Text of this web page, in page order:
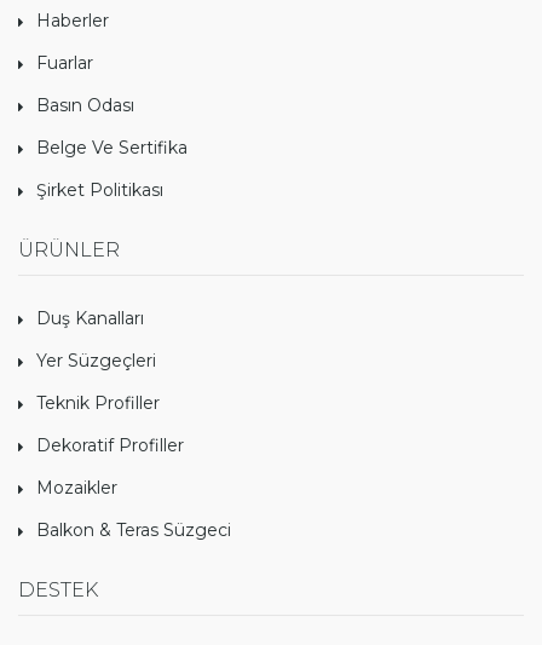
Haberler
Fuarlar
Basın Odası
Belge Ve Sertifika
Şirket Politikası
ÜRÜNLER
Duş Kanalları
Yer Süzgeçleri
Teknik Profiller
Dekoratif Profiller
Mozaikler
Balkon & Teras Süzgeci
DESTEK